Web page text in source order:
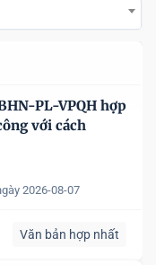
PL-VPQH hợp
với cách
2026-08-07
Văn bản hợp nhất